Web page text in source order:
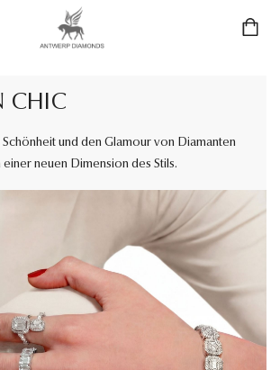
LUXURY COLLECTION
CHIC
Schönheit und den Glamour von Diamanten
einer neuen Dimension des Stils.